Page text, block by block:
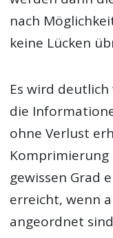
nach
keine Lücken
Es wird
die
ohne Verlust
Komprimierung
gewissen Grad
erreicht, wenn
angeordnet